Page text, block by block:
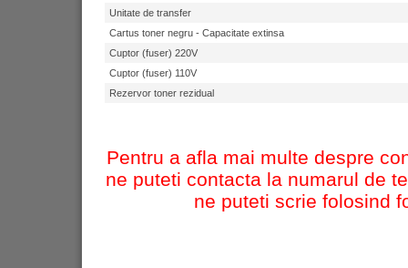
WorkCentre 5230
WorkCentre 5665
WorkCentre 5675
WorkCentre 5687
Unitate de transfer
Cartus toner negru - Capacitate extinsa
Cuptor (fuser) 220V
Cuptor (fuser) 110V
Rezervor toner rezidual
Pentru a afla mai multe despre
ne puteti contacta la numarul de
ne puteti scrie folosind